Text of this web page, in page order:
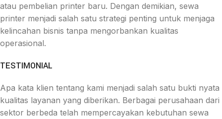
atau pembelian printer baru. Dengan demikian, sewa
printer menjadi salah satu strategi penting untuk menjaga
kelincahan bisnis tanpa mengorbankan kualitas
operasional.
TESTIMONIAL
Apa kata klien tentang kami menjadi salah satu bukti nyata
kualitas layanan yang diberikan. Berbagai perusahaan dari
sektor berbeda telah mempercayakan kebutuhan sewa